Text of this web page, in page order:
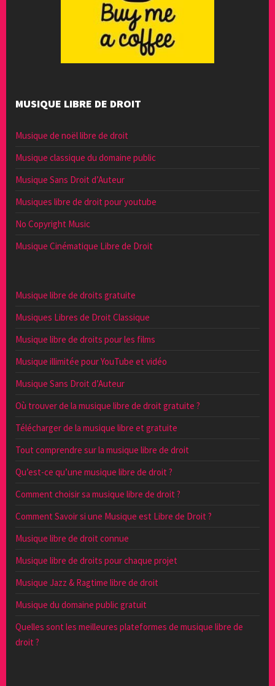
MUSIQUE LIBRE DE DROIT
Musique de noël libre de droit
Musique classique du domaine public
Musique Sans Droit d’Auteur
Musiques libre de droit pour youtube
No Copyright Music
Musique Cinématique Libre de Droit
Musique libre de droits gratuite
Musiques Libres de Droit Classique
Musique libre de droits pour les films
Musique illimitée pour YouTube et vidéo
Musique Sans Droit d’Auteur
Où trouver de la musique libre de droit gratuite ?
Télécharger de la musique libre et gratuite
Tout comprendre sur la musique libre de droit
Qu’est-ce qu’une musique libre de droit ?
Comment choisir sa musique libre de droit ?
Comment Savoir si une Musique est Libre de Droit ?
Musique libre de droit connue
Musique libre de droits pour chaque projet
Musique Jazz & Ragtime libre de droit
Musique du domaine public gratuit
Quelles sont les meilleures plateformes de musique libre de
droit ?